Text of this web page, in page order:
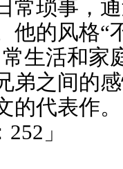
常琐事，
他的风格“
生活和家
弟之间的
的代表作
」